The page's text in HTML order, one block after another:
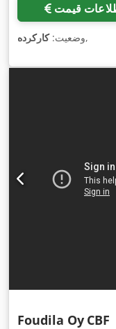
قیمت
وضعیت:کارکرده ,
Foudila Oy CBF